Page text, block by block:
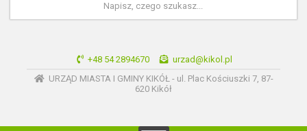
+48 54 2894670
urzad@kikol.pl
URZĄD MIASTA I GMINY KIKÓŁ - ul. Plac Kościuszki 7, 87-
620 Kikół